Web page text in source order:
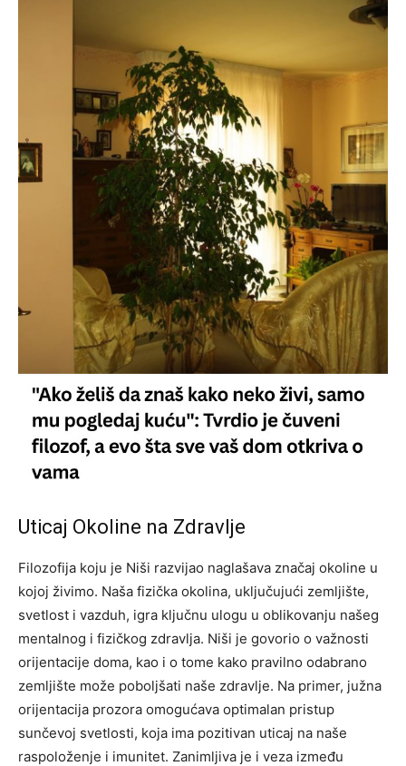
Uticaj Okoline na Zdravlje
Filozofija koju je Niši razvijao naglašava značaj okoline u
kojoj živimo. Naša fizička okolina, uključujući zemljište,
svetlost i vazduh, igra ključnu ulogu u oblikovanju našeg
mentalnog i fizičkog zdravlja. Niši je govorio o važnosti
orijentacije doma, kao i o tome kako pravilno odabrano
zemljište može poboljšati naše zdravlje. Na primer, južna
orijentacija prozora omogućava optimalan pristup
sunčevoj svetlosti, koja ima pozitivan uticaj na naše
raspoloženje i imunitet. Zanimljiva je i veza između